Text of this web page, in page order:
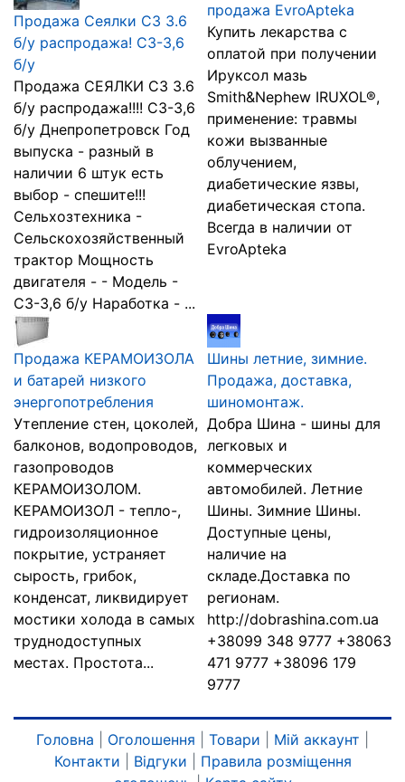
Продажа Сеялки СЗ 3.6
б/у распродажа! СЗ-3,6
б/у
Продажа СЕЯЛКИ СЗ 3.6
б/у распродажа!!!! СЗ-3,6
б/у Днепропетровск Год
выпуска - разный в
наличии 6 штук есть
выбор - спешите!!!
Сельхозтехника -
Сельскохозяйственный
трактор Мощность
двигателя - - Модель -
СЗ-3,6 б/у Наработка - ...
продажа EvroApteka
Купить лекарства с
оплатой при получении
Ируксол мазь
Smith&Nephew IRUXOL®,
применение: травмы
кожи вызванные
облучением,
диабетические язвы,
диабетическая стопа.
Всегда в наличии от
EvroApteka
Продажа КЕРАМОИЗОЛА
и батарей низкого
энергопотребления
Утепление стен, цоколей,
балконов, водопроводов,
газопроводов
КЕРАМОИЗОЛОМ.
КЕРАМОИЗОЛ - тепло-,
гидроизоляционное
покрытие, устраняет
сырость, грибок,
конденсат, ликвидирует
мостики холода в самых
труднодоступных
местах. Простота...
Шины летние, зимние.
Продажа, доставка,
шиномонтаж.
Добра Шина - шины для
легковых и
коммерческих
автомобилей. Летние
Шины. Зимние Шины.
Доступные цены,
наличие на
складе.Доставка по
регионам.
http://dobrashina.com.ua
+38099 348 9777 +38063
471 9777 +38096 179
9777
Головна Оголошення Товари Мій аккаунт
Контакти
Відгуки
Правила розміщення